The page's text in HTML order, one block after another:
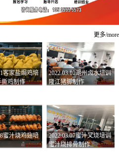
更多/more
客家盐焗鸡培
鸡制作
2022.03.10潮州卤水培训
隆江猪脚制作
蜜汁烧鸡翅培
2022.03.07蜜汁叉烧培训
蜜汁烧排骨制作